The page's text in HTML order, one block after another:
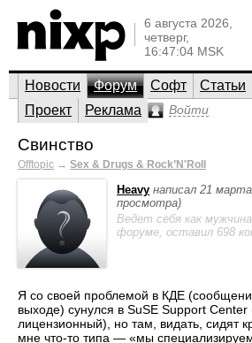
6 августа 2026,
четверг,
16:47:04 MSK
Новости Форум Софт Статьи
Проект
Реклама Войти
Свинство
Offtopic → Sex & Drugs & Rock’N'Roll
Heavy написал 21
просмотра)
Ведет себя как
форуме, оставил 698
Я со своей проблемой в КДЕ
выходе) сунулся в SuSE Support Center
лицензионный), но там, видать, сидят
мне что-то типа — «мы